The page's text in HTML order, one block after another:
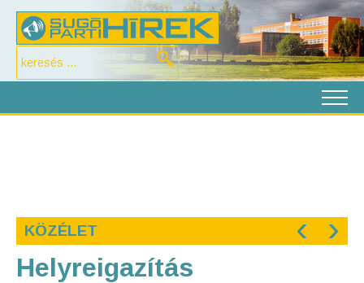
KÖZÉLET ‹ ›
Helyreigazítás